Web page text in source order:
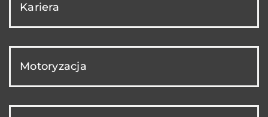
Kariera
Motoryzacja